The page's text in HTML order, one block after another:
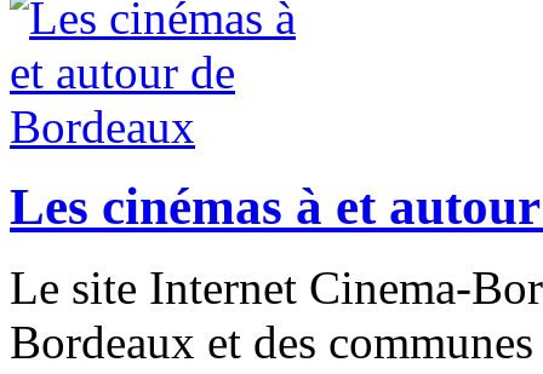
Les cinémas à et
Le site Internet Cinema-
Bordeaux et des